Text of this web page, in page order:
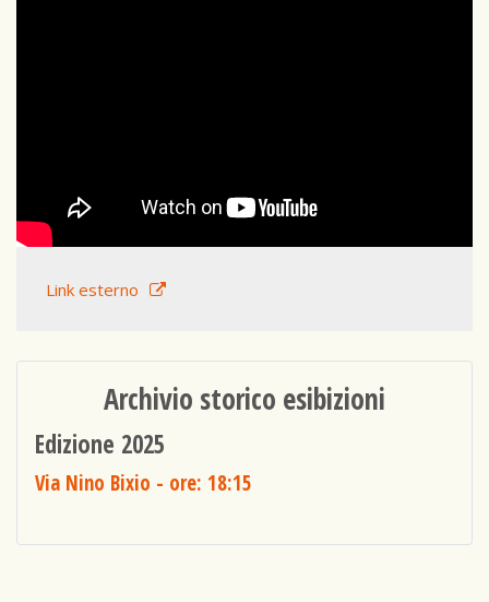
Link esterno
Archivio storico esibizioni
Edizione 2025
Via Nino Bixio - ore: 18:15